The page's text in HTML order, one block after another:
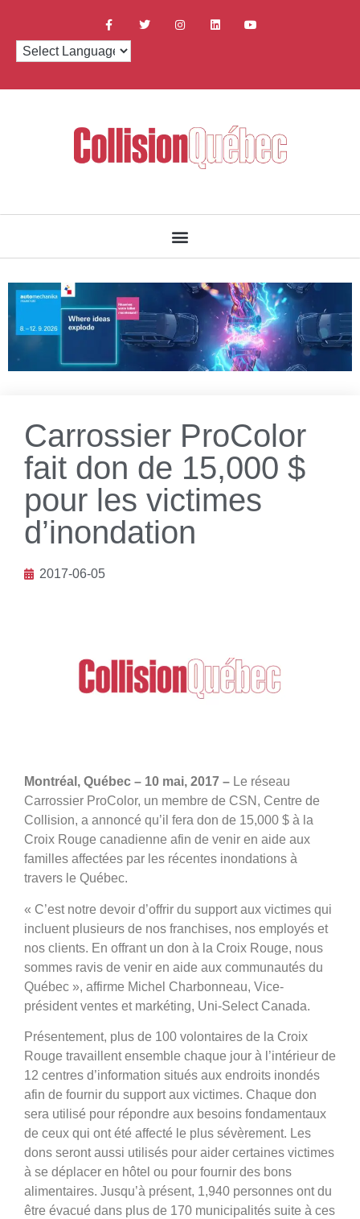
Carrossier ProColor
fait don de 15,000 $
pour les victimes
d’inondation
2017-06-05
Montréal, Québec – 10 mai, 2017 – Le réseau
Carrossier ProColor, un membre de CSN, Centre de
Collision, a annoncé qu’il fera don de 15,000 $ à la
Croix Rouge canadienne afin de venir en aide aux
familles affectées par les récentes inondations à
travers le Québec.
« C’est notre devoir d’offrir du support aux victimes qui
incluent plusieurs de nos franchises, nos employés et
nos clients. En offrant un don à la Croix Rouge, nous
sommes ravis de venir en aide aux communautés du
Québec », affirme Michel Charbonneau, Vice-
président ventes et markéting, Uni-Select Canada.
Présentement, plus de 100 volontaires de la Croix
Rouge travaillent ensemble chaque jour à l’intérieur de
12 centres d’information situés aux endroits inondés
afin de fournir du support aux victimes. Chaque don
sera utilisé pour répondre aux besoins fondamentaux
de ceux qui ont été affecté le plus sévèrement. Les
dons seront aussi utilisés pour aider certaines victimes
à se déplacer en hôtel ou pour fournir des bons
alimentaires. Jusqu’à présent, 1,940 personnes ont du
être évacué dans plus de 170 municipalités suite à ces